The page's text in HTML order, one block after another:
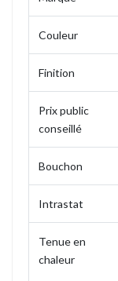
Couleur
Finition
Prix public
conseillé
Bouchon
Intrastat
Tenue en
chaleur